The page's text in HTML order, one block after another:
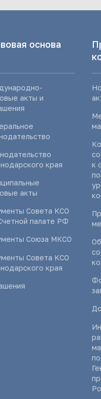
основа
акты и
края
акты
Совета КСО
палате РФ
Союза МКСО
Совета КСО
края
к